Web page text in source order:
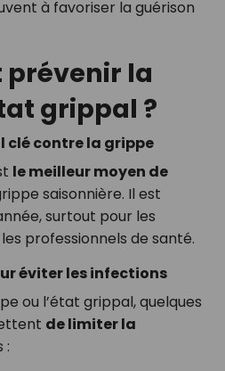
à favoriser la guérison
prévenir la
grippal ?
clé contre la grippe
le meilleur moyen de
saisonnière. Il est
surtout pour les
professionnels de santé.
éviter les infections
ou l’état grippal, quelques
de limiter la
: